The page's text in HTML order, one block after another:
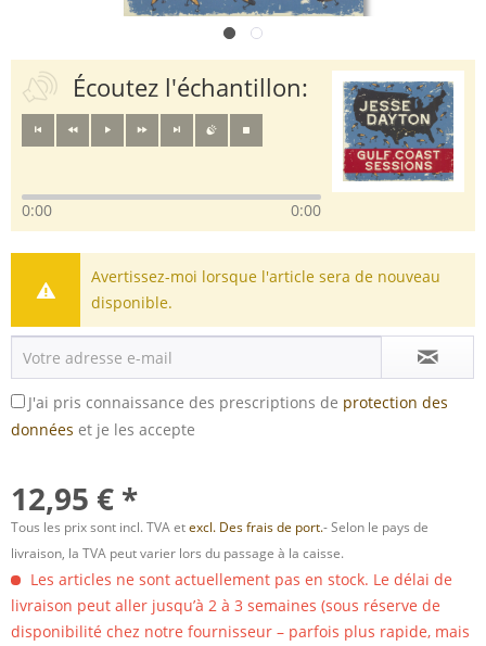
Écoutez l'échantillon:
0:00 0:00
Avertissez-moi lorsque l'article sera de nouveau
disponible.
J'ai pris connaissance des prescriptions de protection des
données et je les accepte
12,95 € *
Tous les prix sont incl. TVA etexcl. Des frais de port.- Selon le pays de
livraison, la TVA peut varier lors du passage à la caisse.
Les articles ne sont actuellement pas en stock. Le délai de
livraison peut aller jusqu’à 2 à 3 semaines (sous réserve de
disponibilité chez notre fournisseur – parfois plus rapide, mais